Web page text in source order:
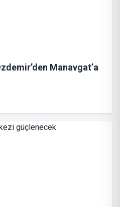
Manavgat’a